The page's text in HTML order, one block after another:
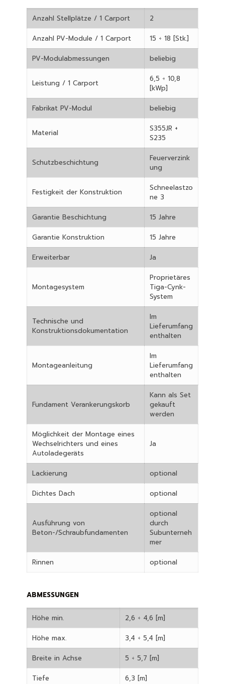
Anzahl Stellplätze / 1 Carport 2
Anzahl PV-Module / 1 Carport 15 ÷ 18 [Stk.]
PV-Modulabmessungen beliebig
Leistung / 1 Carport
6,5 ÷ 10,8
[kWp]
Fabrikat PV-Modul beliebig
Material
S355JR +
S235
Schutzbeschichtung
Feuerverzink
ung
Festigkeit der Konstruktion
Schneelastzo
ne 3
Garantie Beschichtung 15 Jahre
Garantie Konstruktion 15 Jahre
Erweiterbar Ja
Montagesystem
Proprietäres
Tiga-Cynk-
System
Technische und
Konstruktionsdokumentation
Im
Lieferumfang
enthalten
Montageanleitung
Im
Lieferumfang
enthalten
Fundament Verankerungskorb
Kann als Set
gekauft
werden
Möglichkeit der Montage eines
Wechselrichters und eines
Autoladegeräts
Ja
Lackierung optional
Dichtes Dach optional
Ausführung von
Beton-/Schraubfundamenten
optional
durch
Subunterneh
mer
Rinnen optional
ABMESSUNGEN
Höhe min. 2,6 ÷ 4,6 [m]
Höhe max. 3,4 ÷ 5,4 [m]
Breite in Achse 5 ÷ 5,7 [m]
Tiefe 6,3 [m]